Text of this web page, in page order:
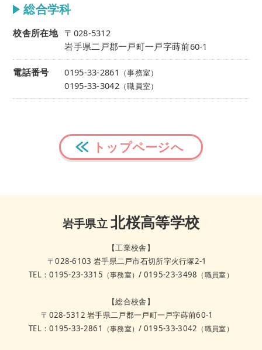
総合学科
校舎所在地
〒028-5312
岩手県二戸郡一戸町一戸字蒔前60-1
電話番号 0195-33-2861 （事務室）
0195-33-3042（職員室）
トップページへ
岩手県立北桜高等学校
【工業校舎】
〒028-6103 岩手県二戸市石切所字火行塚2-1
TEL：0195-23-3315 （事務室）/ 0195-23-3498 （職員室）
【総合校舎】
〒028-5312岩手県二戸郡一戸町一戸字蒔前60-1
TEL：0195-33-2861
（事務室）/ 0195-33-3042 （職員室）